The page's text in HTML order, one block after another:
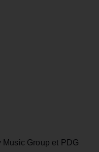
Music Group et PDG